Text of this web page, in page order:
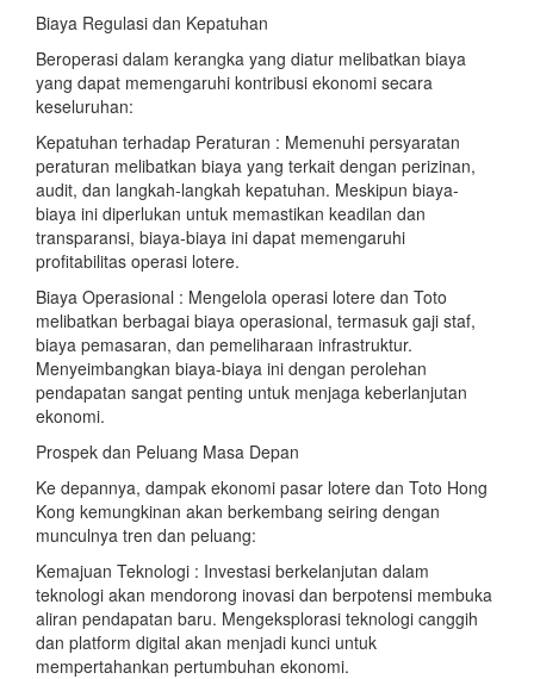
Biaya Regulasi dan Kepatuhan
Beroperasi dalam kerangka yang diatur melibatkan biaya
yang dapat memengaruhi kontribusi ekonomi secara
keseluruhan:
Kepatuhan terhadap Peraturan : Memenuhi persyaratan
peraturan melibatkan biaya yang terkait dengan perizinan,
audit, dan langkah-langkah kepatuhan. Meskipun biaya-
biaya ini diperlukan untuk memastikan keadilan dan
transparansi, biaya-biaya ini dapat memengaruhi
profitabilitas operasi lotere.
Biaya Operasional : Mengelola operasi lotere dan Toto
melibatkan berbagai biaya operasional, termasuk gaji staf,
biaya pemasaran, dan pemeliharaan infrastruktur.
Menyeimbangkan biaya-biaya ini dengan perolehan
pendapatan sangat penting untuk menjaga keberlanjutan
ekonomi.
Prospek dan Peluang Masa Depan
Ke depannya, dampak ekonomi pasar lotere dan Toto Hong
Kong kemungkinan akan berkembang seiring dengan
munculnya tren dan peluang:
Kemajuan Teknologi : Investasi berkelanjutan dalam
teknologi akan mendorong inovasi dan berpotensi membuka
aliran pendapatan baru. Mengeksplorasi teknologi canggih
dan platform digital akan menjadi kunci untuk
mempertahankan pertumbuhan ekonomi.